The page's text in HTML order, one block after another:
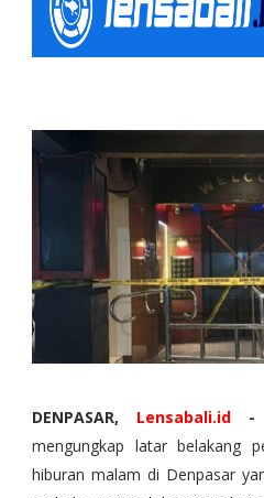
DENPASAR, Lensabali.id -
mengungkap latar belakang
hiburan malam di Denpasar